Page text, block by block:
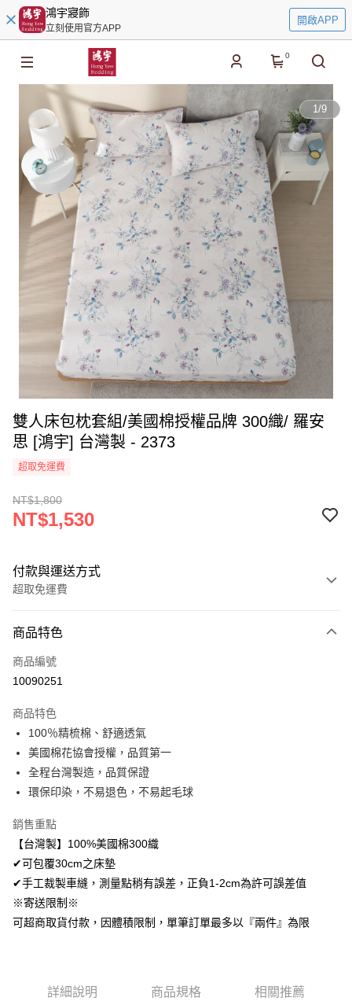
鴻宇寢飾
立刻使用官方APP
開啟APP
0
1/9
雙人床包枕套組/美國棉授權品牌 300織/ 羅安
思 [鴻宇] 台灣製 - 2373
超取免運費
NT$1,800
NT$1,530
付款與運送方式
超取免運費
信用卡一次付款
超商取貨付款
Apple Pay
悠遊付
Google Pay
AFTEE先享後付
相關說明
AFTEE先享後付是「在收到商品之後才付款」的支付方式。 讓您購物簡單
便利好安心！
１．簡單：不需註冊會員、不需綁卡、不需儲值。
２．便利：只要手機號碼，簡訊認證，即可結帳。
３．安心：先確認商品／服務後，再付款。
２．訂單成立數日內，您將收到繳費通知簡訊。
ATM付款
運送方式
全家取貨付款
商品特色
商品編號
10090251
商品特色
100％精梳棉、舒適透氣
美國棉花協會授權，品質第一
全程台灣製造，品質保證
環保印染，不易退色，不易起毛球
銷售重點
【台灣製】100%美國棉300織
✔可包覆30cm之床墊
✔手工裁製車縫，測量點稍有誤差，正負1-2cm為許可誤差值
※寄送限制※
可超商取貨付款，因體積限制，單筆訂單最多以『兩件』為限
詳細說明 商品規格 相關推薦